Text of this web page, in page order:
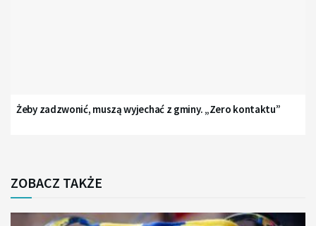
Żeby zadzwonić, muszą wyjechać z gminy. „Zero kontaktu”
ZOBACZ TAKŻE